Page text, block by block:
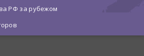
РФ за рубежом